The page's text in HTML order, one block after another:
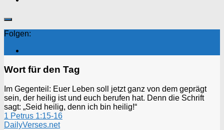
Folgen:
Wort für den Tag
Im Gegenteil: Euer Leben soll jetzt ganz von dem geprägt
sein, der heilig ist und euch berufen hat. Denn die Schrift
sagt: „Seid heilig, denn ich bin heilig!“
1 Petrus 1:15-16
DailyVerses.net